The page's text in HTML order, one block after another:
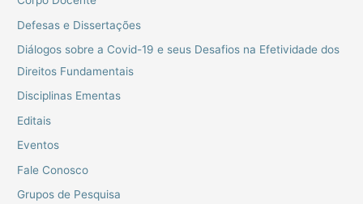
Defesas e Dissertações
Diálogos sobre a Covid-19 e seus Desafios na Efetividade dos
Direitos Fundamentais
Disciplinas Ementas
Editais
Eventos
Fale Conosco
Grupos de Pesquisa